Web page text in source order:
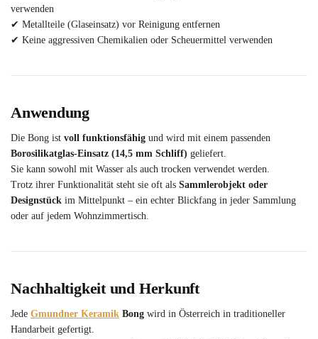
verwenden
✔ Metallteile (Glaseinsatz) vor Reinigung entfernen
✔ Keine aggressiven Chemikalien oder Scheuermittel verwenden
Anwendung
Die Bong ist voll funktionsfähig und wird mit einem passenden
Borosilikatglas-Einsatz (14,5 mm Schliff) geliefert.
Sie kann sowohl mit Wasser als auch trocken verwendet werden.
Trotz ihrer Funktionalität steht sie oft als Sammlerobjekt oder
Designstück im Mittelpunkt – ein echter Blickfang in jeder Sammlung
oder auf jedem Wohnzimmertisch.
Nachhaltigkeit und Herkunft
Jede Gmundner Keramik Bong wird in Österreich in traditioneller
Handarbeit gefertigt.